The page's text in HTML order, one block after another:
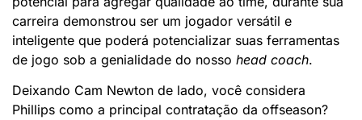
carreira demonstrou ser um jogador versátil e
inteligente que poderá potencializar suas ferramentas
de jogo sob a genialidade do nosso head coach.
Deixando Cam Newton de lado, você considera
Phillips como a principal contratação da offseason?